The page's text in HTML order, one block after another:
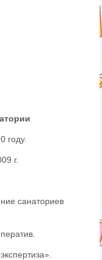
году.
г.
санаториев